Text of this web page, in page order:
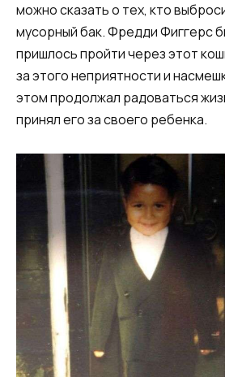
можно сказать о тех, кто
мусорный бак. Фредди Фиггерс
пришлось пройти через этот
за этого неприятности и
этом продолжал радоваться
принял его за своего ребенка.